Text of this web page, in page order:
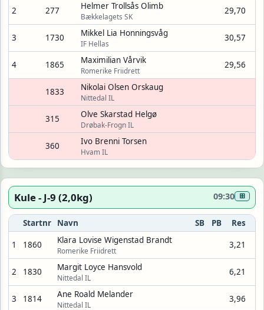
2 277 Helmer Trollsås Olimb
Bækkelagets SK
29,70
3 1730 Mikkel Lia Honningsvåg
IF Hellas
30,57
4 1865 Maximilian Vårvik
Romerike Friidrett
29,56
1833 Nikolai Olsen Orskaug
Nittedal IL
315 Olve Skarstad Helgø
Drøbak-Frogn IL
360 Ivo Brenni Torsen
Hvam IL
Kule - J-9 (2,0kg) 09:30 ⊞
Startnr Navn SB PB Res
1 1860 Klara Lovise Wigenstad Brandt
Romerike Friidrett
3,21
2 1830 Margit Loyce Hansvold
Nittedal IL
6,21
3 1814 Ane Roald Melander
Nittedal IL
3,96